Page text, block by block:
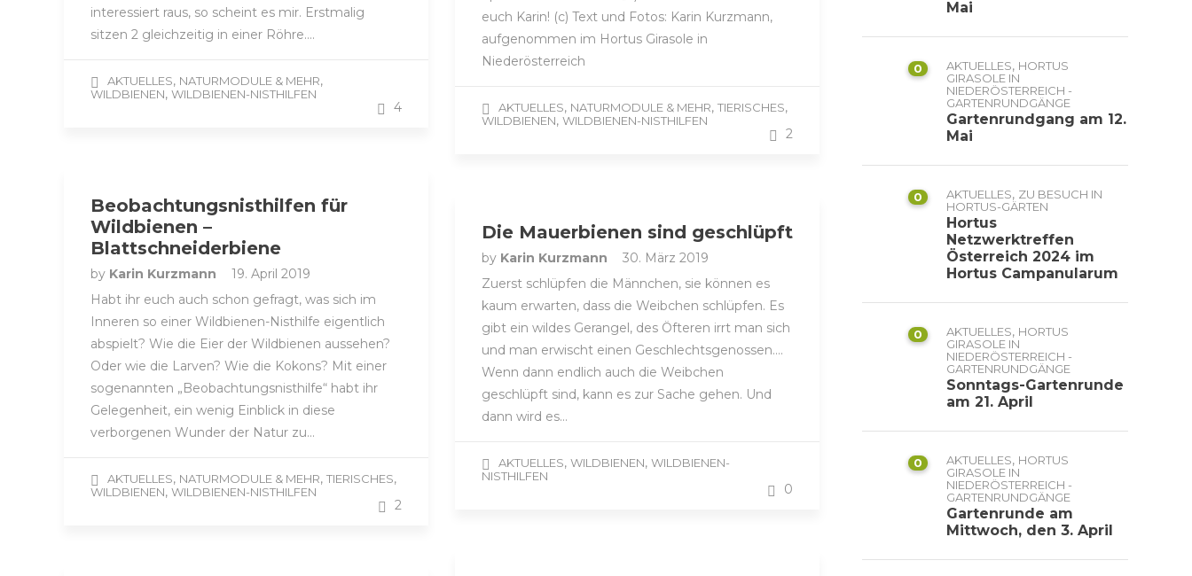
euch Karin! (c) Text und Fotos: Karin Kurzmann,
aufgenommen im Hortus Girasole in
Niederösterreich
AKTUELLES, NATURMODULE & MEHR, TIERISCHES,
WILDBIENEN, WILDBIENEN-NISTHILFEN
2
interessiert raus, so scheint es mir. Erstmalig
sitzen 2 gleichzeitig in einer Röhre….
AKTUELLES, NATURMODULE & MEHR,
WILDBIENEN, WILDBIENEN-NISTHILFEN
4
Beobachtungsnisthilfen für
Wildbienen –
Blattschneiderbiene
by Karin Kurzmann
19. April 2019
Habt ihr euch auch schon gefragt, was sich im
Inneren so einer Wildbienen-Nisthilfe eigentlich
abspielt? Wie die Eier der Wildbienen aussehen?
Oder wie die Larven? Wie die Kokons? Mit einer
sogenannten „Beobachtungsnisthilfe“ habt ihr
Gelegenheit, ein wenig Einblick in diese
verborgenen Wunder der Natur zu…
AKTUELLES, NATURMODULE & MEHR, TIERISCHES,
WILDBIENEN, WILDBIENEN-NISTHILFEN
2
Die Mauerbienen sind geschlüpft
by Karin Kurzmann
30. März 2019
Zuerst schlüpfen die Männchen, sie können es
kaum erwarten, dass die Weibchen schlüpfen. Es
gibt ein wildes Gerangel, des Öfteren irrt man sich
und man erwischt einen Geschlechtsgenossen….
Wenn dann endlich auch die Weibchen
geschlüpft sind, kann es zur Sache gehen. Und
dann wird es…
AKTUELLES, WILDBIENEN, WILDBIENEN-
NISTHILFEN
0
Mai
0 AKTUELLES, HORTUS
GIRASOLE IN
NIEDERÖSTERREICH -
GARTENRUNDGÄNGE
Gartenrundgang am 12.
Mai
0 AKTUELLES, ZU BESUCH IN
HORTUS-GÄRTEN
Hortus
Netzwerktreffen
Österreich 2024 im
Hortus Campanularum
0 AKTUELLES, HORTUS
GIRASOLE IN
NIEDERÖSTERREICH -
GARTENRUNDGÄNGE
Sonntags-Gartenrunde
am 21. April
0 AKTUELLES, HORTUS
GIRASOLE IN
NIEDERÖSTERREICH -
GARTENRUNDGÄNGE
Gartenrunde am
Mittwoch, den 3. April